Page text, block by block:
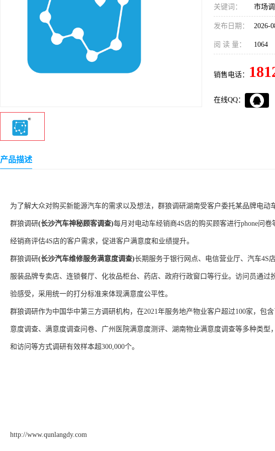
关键词： 市场
发布日期： 2026-
阅 读 量： 1064
销售电话：
在线QQ：
产品描述
为了解大众对购买新能源汽车的需求以及想法，群狼调研湖南受客户委托某品牌电动
群狼调研(长沙汽车神秘顾客调查)每月对电动车经销商4S店的购买顾客进行phone问
经销商评估4S店的客户需求，促进客户满意度和业绩提升。
群狼调研(长沙汽车维修服务满意度调查)长期服务于银行网点、电信营业厅、汽车4S
服装品牌专卖店、连锁餐厅、化妆品柜台、药店、政府行政窗口等行业。访问员通
验感受，采用统一的打分标准来体现满意度公平性。
群狼调研作为中国华中第三方调研机构，在2021年服务地产物业客户超过100家，包
意度调查、满意度调查问卷、广州医院满意度测评、湖南物业满意度调查等多种类型
和访问等方式调研有效样本超300,000个。
http://www.qunlangdy.com